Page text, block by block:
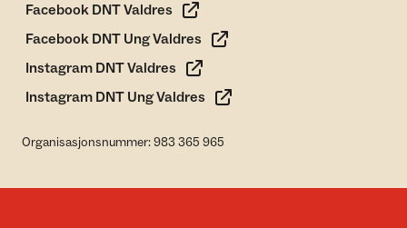
Facebook DNT Valdres
Facebook DNT Ung Valdres
Instagram DNT Valdres
Instagram DNT Ung Valdres
Organisasjonsnummer: 983 365 965